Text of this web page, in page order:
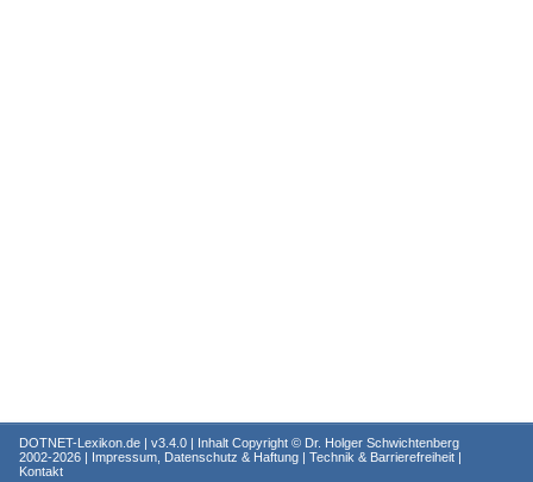
DOTNET-Lexikon.de | v3.4.0 | Inhalt Copyright © Dr. Holger Schwichtenberg
2002-2026 | Impressum, Datenschutz & Haftung | Technik & Barrierefreiheit |
Kontakt